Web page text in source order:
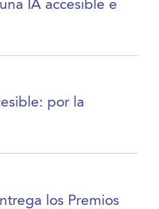
IA accesible e
por la
los Premios